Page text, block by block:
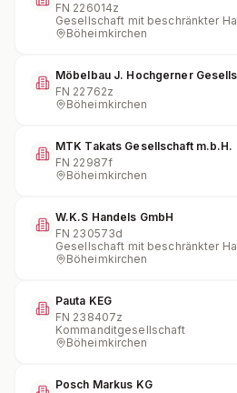
FN 226014z
Gesellschaft mit beschränkter
Böheimkirchen
Möbelbau J. Hochgerner
FN 22762z
Böheimkirchen
MTK Takats Gesellschaft m.b.H.
FN 22987f
Böheimkirchen
W.K.S Handels GmbH
FN 230573d
Gesellschaft mit beschränkter
Böheimkirchen
Pauta KEG
FN 238407z
Kommanditgesellschaft
Böheimkirchen
Posch Markus KG